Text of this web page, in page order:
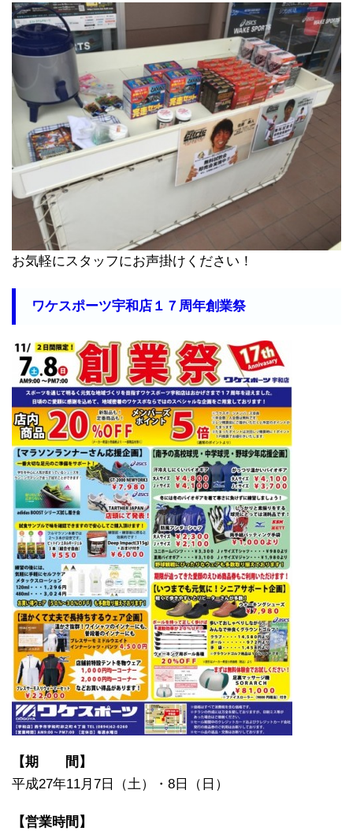
お気軽にスタッフにお声掛けください！
ワケスポーツ宇和店１７周年創業祭
【期 間】
平成27年11月7日（土）・8日（日）
【営業時間】